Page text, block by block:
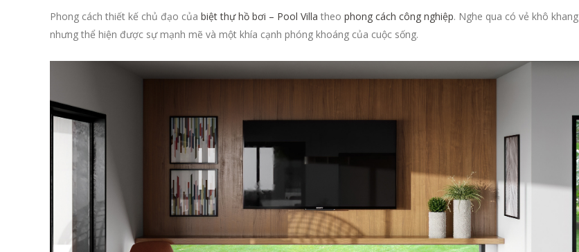
Phong cách thiết kế chủ đạo của biệt thự hồ bơi – Pool Villa theo phong cách công nghiệp. Nghe qua có vẻ khô khang
nhưng thể hiện được sự mạnh mẽ và một khía cạnh phóng khoáng của cuộc sống.